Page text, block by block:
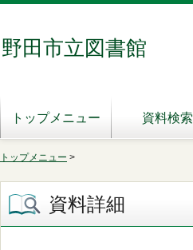
野田市立図書館
トップメニュー 資料検索
トップメニュー >
資料詳細